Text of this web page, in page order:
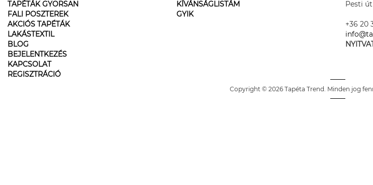
TAPÉTÁK GYORSAN
FALI POSZTEREK
AKCIÓS TAPÉTÁK
LAKÁSTEXTIL
BLOG
BEJELENTKEZÉS
KAPCSOLAT
REGISZTRÁCIÓ
KÍVÁNSÁGLISTÁM
GYIK
Pesti út
+36 20
Copyright © 2026 Tapéta Trend. Minden jog